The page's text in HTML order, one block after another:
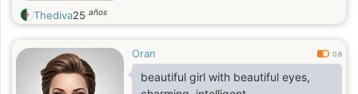
Thediva25 años
Oran 0.6
beautiful girl with beautiful eyes,